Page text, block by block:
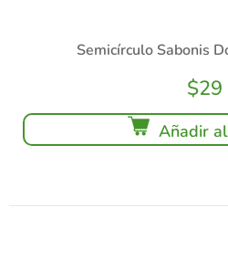
Semicírculo Sabonis
$29
Añadir